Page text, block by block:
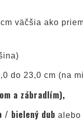
väčšia ako
do 23,0 cm (na
a zábradlím),
bielený dub alebo